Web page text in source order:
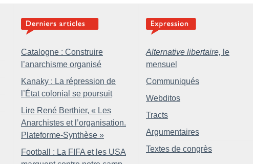
Catalogne : Construire
l’anarchisme organisé
Kanaky : La répression de
l’État colonial se poursuit
Lire René Berthier, « Les
Anarchistes et l’organisation.
Plateforme-Synthèse »
Football : La FIFA et les USA
Alternative libertaire, le
mensuel
Communiqués
Webditos
Tracts
Argumentaires
Textes de congrès